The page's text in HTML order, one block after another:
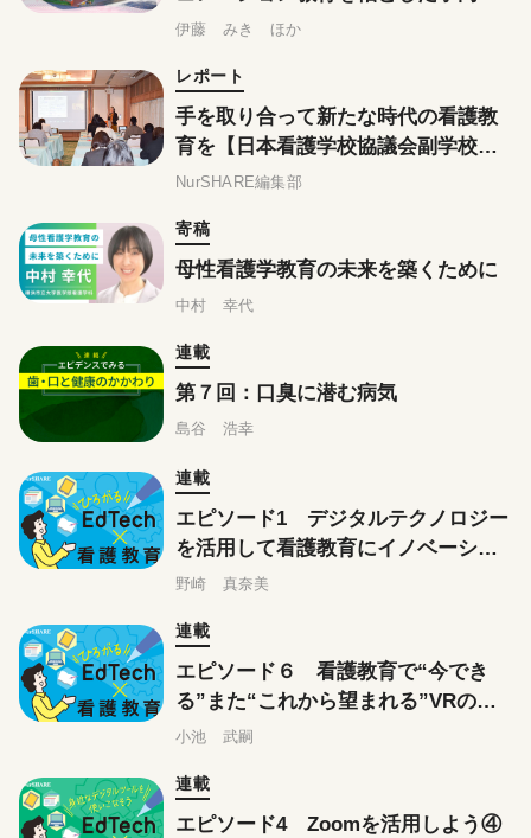
習
伊藤 みき ほか
レポート
手を取り合って新たな時代の看護教
育を【日本看護学校協議会副学校
長・教務主任会】
NurSHARE編集部
寄稿
母性看護学教育の未来を築くために
中村 幸代
連載
第７回：口臭に潜む病気
島谷 浩幸
連載
エピソード1 デジタルテクノロジー
を活用して看護教育にイノベーショ
ンを起こそう
野崎 真奈美
連載
エピソード６ 看護教育で“今でき
る”また“これから望まれる”VRの活
用とは
小池 武嗣
連載
エピソード4 Zoomを活用しよう④